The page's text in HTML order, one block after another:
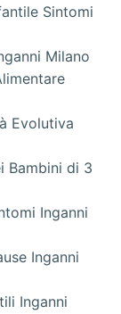
Sintomi
Milano
Evolutiva
Bambini di 3
Inganni
Inganni
Inganni